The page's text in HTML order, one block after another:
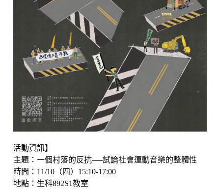
活動資訊】
主題：一個村落的反抗──試論社會運動音樂的整體性
時間：11/10（四）15:10-17:00
地點：生科892S1教室